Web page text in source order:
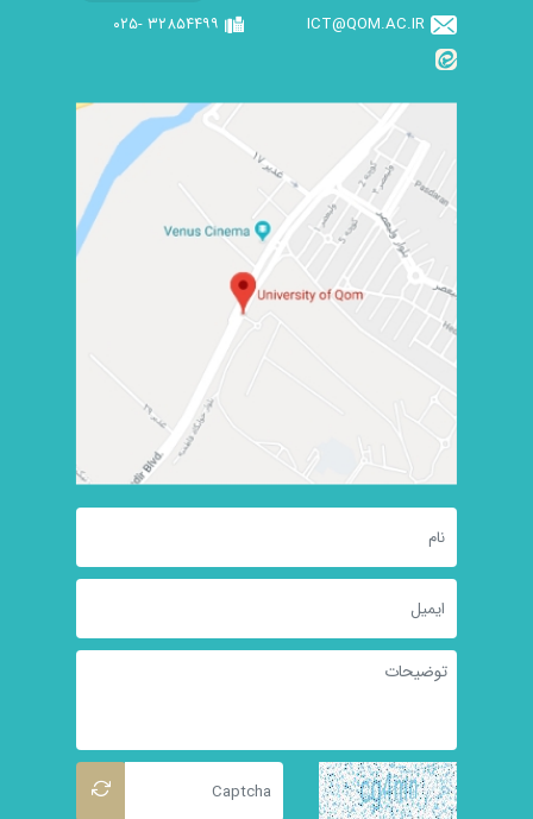
ICT@QOM.AC.IR ​​
۳۲۸۵۴۴۹۹ -۰۲۵